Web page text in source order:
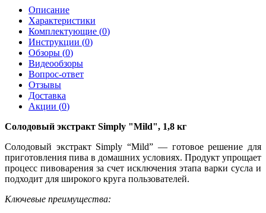
Описание
Характеристики
Комплектующие (0)
Инструкции (0)
Обзоры (0)
Видеообзоры
Вопрос-ответ
Отзывы
Доставка
Акции (0)
Солодовый экстракт Simply "Mild", 1,8 кг
Солодовый экстракт Simply “Mild” — готовое решение для
приготовления пива в домашних условиях. Продукт упрощает
процесс пивоварения за счет исключения этапа варки сусла и
подходит для широкого круга пользователей.
Ключевые преимущества: